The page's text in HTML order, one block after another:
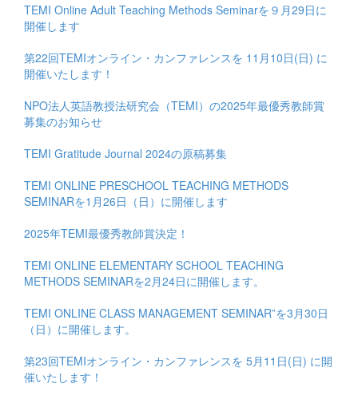
TEMI Online Adult Teaching Methods Seminarを９月29日に
開催します
第22回TEMIオンライン・カンファレンスを 11月10日(日) に
開催いたします！
NPO法人英語教授法研究会（TEMI）の2025年最優秀教師賞
募集のお知らせ
TEMI Gratitude Journal 2024の原稿募集
TEMI ONLINE PRESCHOOL TEACHING METHODS
SEMINARを1月26日（日）に開催します
2025年TEMI最優秀教師賞決定！
TEMI ONLINE ELEMENTARY SCHOOL TEACHING
METHODS SEMINARを2月24日に開催します。
TEMI ONLINE CLASS MANAGEMENT SEMINAR”を3月30日
（日）に開催します。
第23回TEMIオンライン・カンファレンスを 5月11日(日) に開
催いたします！